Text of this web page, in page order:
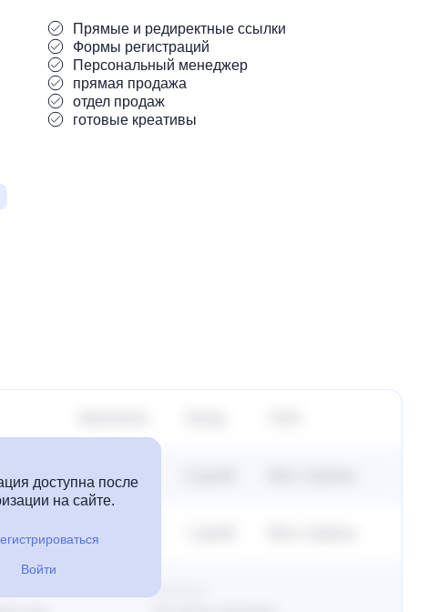
Прямые и редиректные ссылки
Формы регистраций
Персональный менеджер
прямая продажа
отдел продаж
готовые креативы
38%
38%
Выплаты
доступна после
на сайте.
Войти